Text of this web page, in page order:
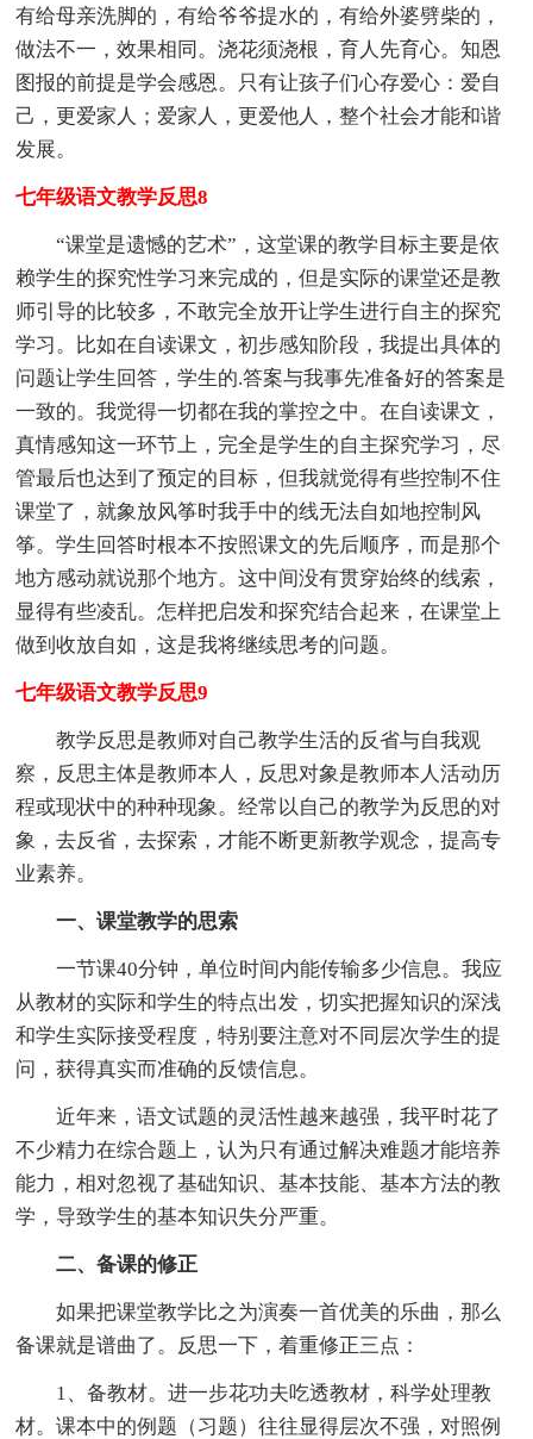
有给母亲洗脚的，有给爷爷提水的，有给外婆劈柴的，
做法不一，效果相同。浇花须浇根，育人先育心。知恩
图报的前提是学会感恩。只有让孩子们心存爱心：爱自
己，更爱家人；爱家人，更爱他人，整个社会才能和谐
发展。
七年级语文教学反思8
“课堂是遗憾的艺术”，这堂课的教学目标主要是依
赖学生的探究性学习来完成的，但是实际的课堂还是教
师引导的比较多，不敢完全放开让学生进行自主的探究
学习。比如在自读课文，初步感知阶段，我提出具体的
问题让学生回答，学生的.答案与我事先准备好的答案是
一致的。我觉得一切都在我的掌控之中。在自读课文，
真情感知这一环节上，完全是学生的自主探究学习，尽
管最后也达到了预定的目标，但我就觉得有些控制不住
课堂了，就象放风筝时我手中的线无法自如地控制风
筝。学生回答时根本不按照课文的先后顺序，而是那个
地方感动就说那个地方。这中间没有贯穿始终的线索，
显得有些凌乱。怎样把启发和探究结合起来，在课堂上
做到收放自如，这是我将继续思考的问题。
七年级语文教学反思9
教学反思是教师对自己教学生活的反省与自我观
察，反思主体是教师本人，反思对象是教师本人活动历
程或现状中的种种现象。经常以自己的教学为反思的对
象，去反省，去探索，才能不断更新教学观念，提高专
业素养。
一、课堂教学的思索
一节课40分钟，单位时间内能传输多少信息。我应
从教材的实际和学生的特点出发，切实把握知识的深浅
和学生实际接受程度，特别要注意对不同层次学生的提
问，获得真实而准确的反馈信息。
近年来，语文试题的灵活性越来越强，我平时花了
不少精力在综合题上，认为只有通过解决难题才能培养
能力，相对忽视了基础知识、基本技能、基本方法的教
学，导致学生的基本知识失分严重。
二、备课的修正
如果把课堂教学比之为演奏一首优美的乐曲，那么
备课就是谱曲了。反思一下，着重修正三点：
1、备教材。进一步花功夫吃透教材，科学处理教
材。课本中的例题（习题）往往显得层次不强，对照例